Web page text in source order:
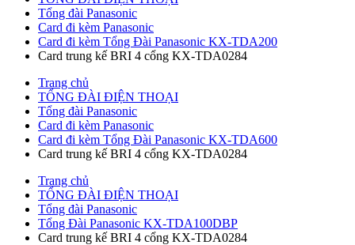
Tổng đài Panasonic
Card đi kèm Panasonic
Card đi kèm Tổng Đài Panasonic KX-TDA200
Card trung kế BRI 4 cổng KX-TDA0284
Trang chủ
TỔNG ĐÀI ĐIỆN THOẠI
Tổng đài Panasonic
Card đi kèm Panasonic
Card đi kèm Tổng Đài Panasonic KX-TDA600
Card trung kế BRI 4 cổng KX-TDA0284
Trang chủ
TỔNG ĐÀI ĐIỆN THOẠI
Tổng đài Panasonic
Tổng Đài Panasonic KX-TDA100DBP
Card trung kế BRI 4 cổng KX-TDA0284